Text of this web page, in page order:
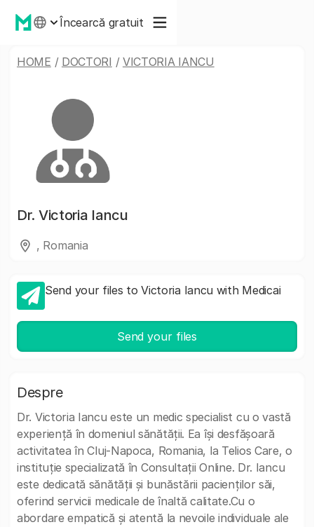
Încearcă gratuit
HOME / DOCTORI / VICTORIA IANCU
Dr. Victoria Iancu
, Romania
Send your files to Victoria Iancu with Medicai
Send your files
Despre
Dr. Victoria Iancu este un medic specialist cu o vastă
experiență în domeniul sănătății. Ea își desfășoară
activitatea în Cluj-Napoca, Romania, la Telios Care, o
instituție specializată în Consultații Online. Dr. Iancu
este dedicată sănătății și bunăstării pacienților săi,
oferind servicii medicale de înaltă calitate.Cu o
abordare empatică și atentă la nevoile individuale ale